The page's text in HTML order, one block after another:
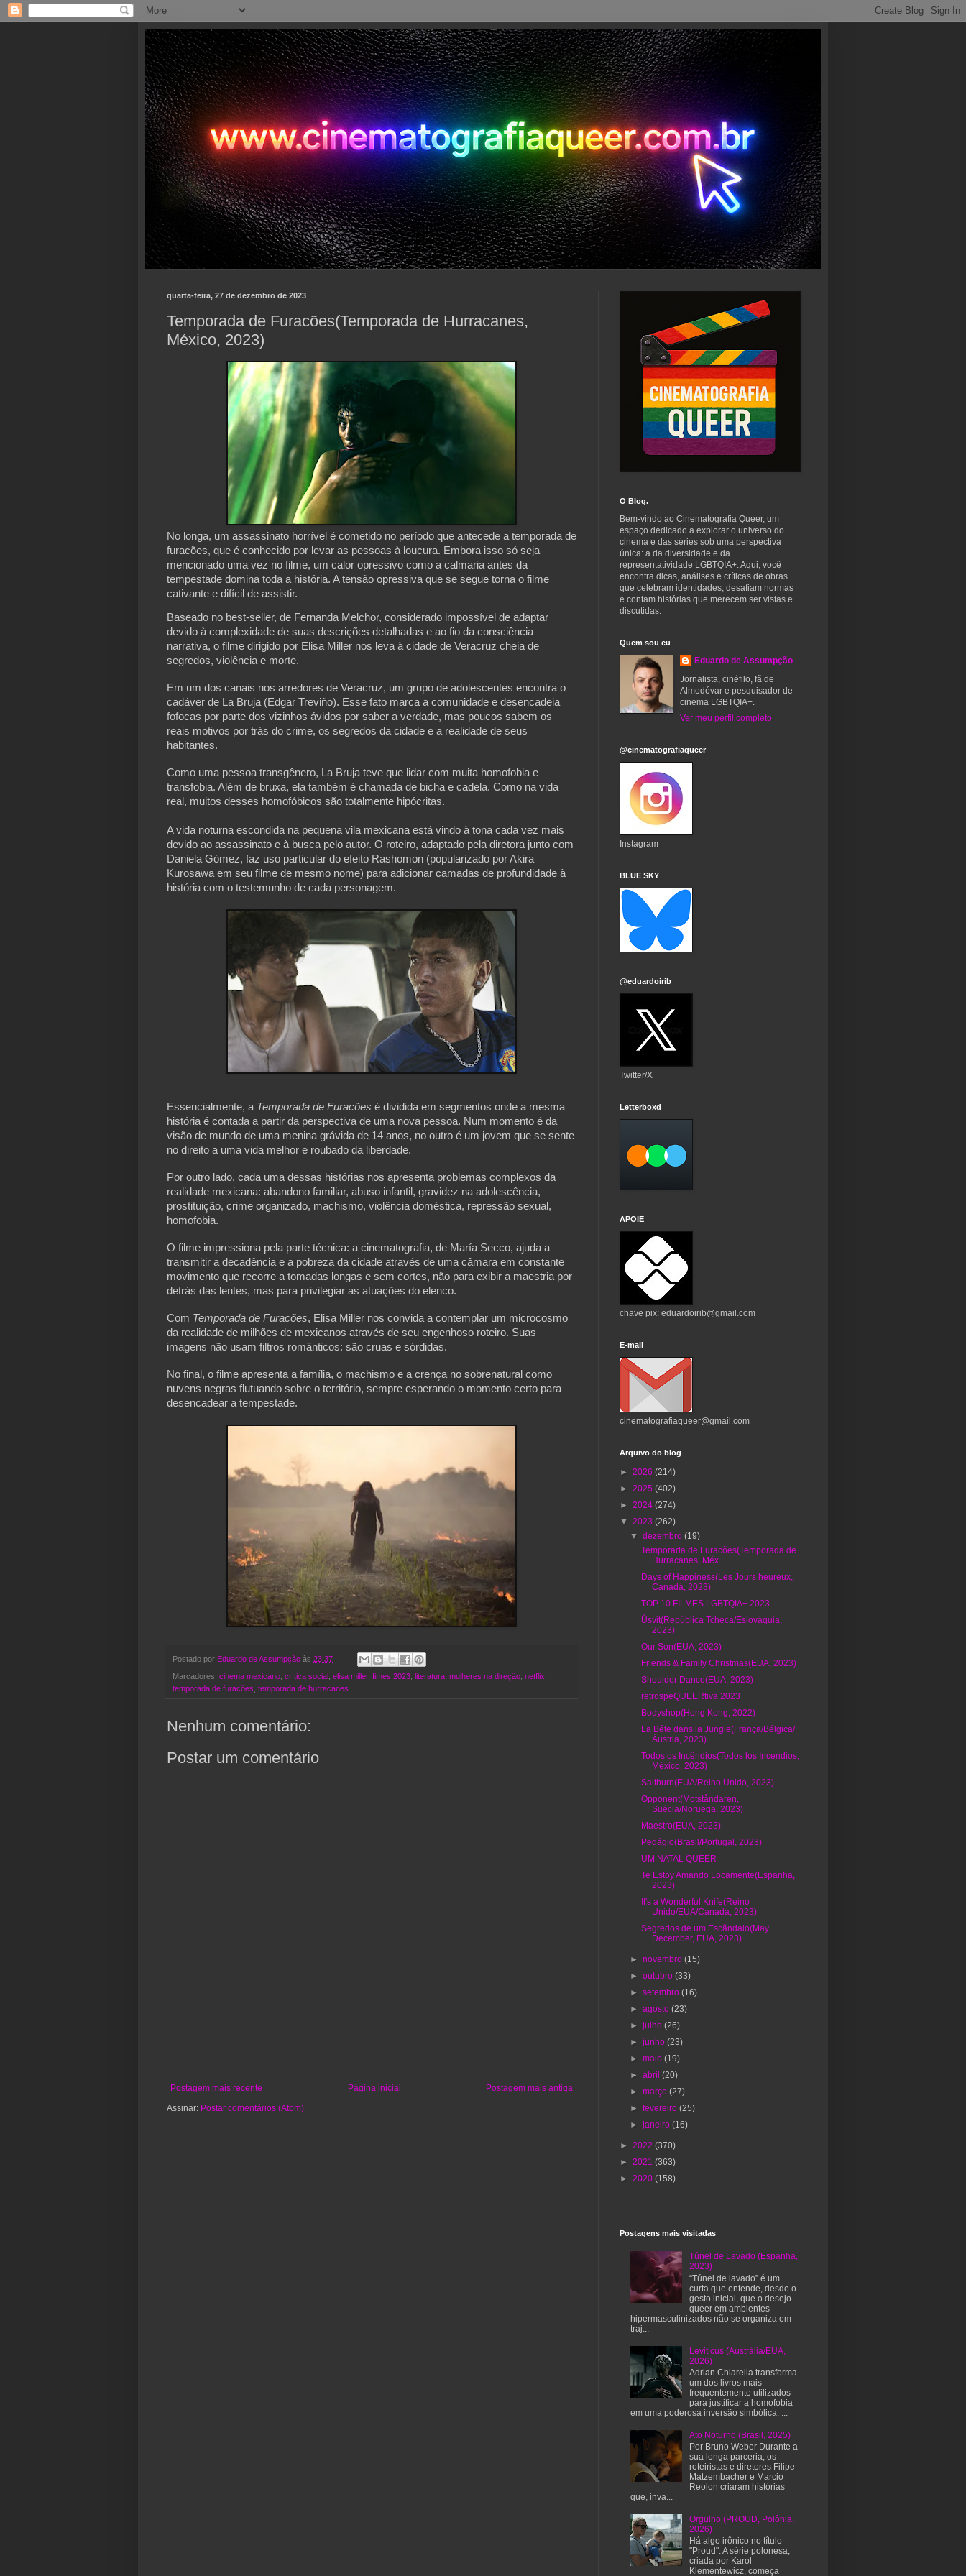
quarta-feira, 27 de dezembro de 2023
Temporada de Furacões(Temporada de Hurracanes,
México, 2023)
No longa, um assassinato horrível é cometido no período que antecede a temporada de
furacões, que é conhecido por levar as pessoas à loucura. Embora isso só seja
mencionado uma vez no filme, um calor opressivo como a calmaria antes da
tempestade domina toda a história. A tensão opressiva que se segue torna o filme
cativante e difícil de assistir.
Baseado no best-seller, de Fernanda Melchor, considerado impossível de adaptar
devido à complexidade de suas descrições detalhadas e ao fio da consciência
narrativa, o filme dirigido por Elisa Miller nos leva à cidade de Veracruz cheia de
segredos, violência e morte.
Em um dos canais nos arredores de Veracruz, um grupo de adolescentes encontra o
cadáver de La Bruja (Edgar Treviño). Esse fato marca a comunidade e desencadeia
fofocas por parte dos vizinhos ávidos por saber a verdade, mas poucos sabem os
reais motivos por trás do crime, os segredos da cidade e a realidade de seus
habitantes.
Como uma pessoa transgênero, La Bruja teve que lidar com muita homofobia e
transfobia. Além de bruxa, ela também é chamada de bicha e cadela. Como na vida
real, muitos desses homofóbicos são totalmente hipócritas.
A vida noturna escondida na pequena vila mexicana está vindo à tona cada vez mais
devido ao assassinato e à busca pelo autor. O roteiro, adaptado pela diretora junto com
Daniela Gómez, faz uso particular do efeito Rashomon (popularizado por Akira
Kurosawa em seu filme de mesmo nome) para adicionar camadas de profundidade à
história com o testemunho de cada personagem.
Essencialmente, a Temporada de Furacões é dividida em segmentos onde a mesma
história é contada a partir da perspectiva de uma nova pessoa. Num momento é da
visão de mundo de uma menina grávida de 14 anos, no outro é um jovem que se sente
no direito a uma vida melhor e roubado da liberdade.
Por outro lado, cada uma dessas histórias nos apresenta problemas complexos da
realidade mexicana: abandono familiar, abuso infantil, gravidez na adolescência,
prostituição, crime organizado, machismo, violência doméstica, repressão sexual,
homofobia.
O filme impressiona pela parte técnica: a cinematografia, de María Secco, ajuda a
transmitir a decadência e a pobreza da cidade através de uma câmara em constante
movimento que recorre a tomadas longas e sem cortes, não para exibir a maestria por
detrás das lentes, mas para privilegiar as atuações do elenco.
Com Temporada de Furacões, Elisa Miller nos convida a contemplar um microcosmo
da realidade de milhões de mexicanos através de seu engenhoso roteiro. Suas
imagens não usam filtros românticos: são cruas e sórdidas.
No final, o filme apresenta a família, o machismo e a crença no sobrenatural como
nuvens negras flutuando sobre o território, sempre esperando o momento certo para
desencadear a tempestade.
Postado por Eduardo de Assumpção às 23:37
Marcadores: cinema mexicano, crítica social , elisa miller, fimes 2023, literatura, mulheres na direção, netflix,
temporada de furacões, temporada de hurracanes
Nenhum comentário:
Postar um comentário
Postagem mais recente Postagem mais antiga
Página inicial
Assinar: Postar comentários (Atom)
O Blog.
Bem-vindo ao Cinematografia Queer, um
espaço dedicado a explorar o universo do
cinema e das séries sob uma perspectiva
única: a da diversidade e da
representatividade LGBTQIA+. Aqui, você
encontra dicas, análises e críticas de obras
que celebram identidades, desafiam normas
e contam histórias que merecem ser vistas e
discutidas.
Quem sou eu
Eduardo de Assumpção
Jornalista, cinéfilo, fã de
Almodóvar e pesquisador de
cinema LGBTQIA+.
Ver meu perfil completo
@cinematografiaqueer
Instagram
BLUE SKY
@eduardoirib
Twitter/X
Letterboxd
APOIE
chave pix: eduardoirib@gmail.com
E-mail
cinematografiaqueer@gmail.com
Arquivo do blog
► 2026 (214)
► 2025 (402)
► 2024 (274)
▼ 2023 (262)
▼dezembro(19)
Temporada de Furacões(Temporada de
Hurracanes, Méx...
Days of Happiness(Les Jours heureux,
Canadá, 2023)
TOP 10 FILMES LGBTQIA+ 2023
Úsvit(República Tcheca/Eslováquia,
2023)
Our Son(EUA, 2023)
Friends & Family Christmas(EUA, 2023)
Shoulder Dance(EUA, 2023)
retrospeQUEERtiva 2023
Bodyshop(Hong Kong, 2022)
La Bête dans la Jungle(França/Bélgica/
Áustria, 2023)
Todos os Incêndios(Todos los Incendios,
México, 2023)
Saltburn(EUA/Reino Unido, 2023)
Opponent(Motståndaren,
Suécia/Noruega, 2023)
Maestro(EUA, 2023)
Pedágio(Brasil/Portugal, 2023)
UM NATAL QUEER
Te Estoy Amando Locamente(Espanha,
2023)
It's a Wonderful Knife(Reino
Unido/EUA/Canadá, 2023)
Segredos de um Escândalo(May
December, EUA, 2023)
►novembro(15)
►outubro(33)
►setembro(16)
►agosto(23)
►julho(26)
►junho(23)
►maio(19)
►abril(20)
►março(27)
►fevereiro(25)
►janeiro(16)
► 2022 (370)
► 2021 (363)
► 2020 (158)
Postagens mais visitadas
Túnel de Lavado (Espanha,
2023)
“Túnel de lavado” é um
curta que entende, desde o
gesto inicial, que o desejo
queer em ambientes
hipermasculinizados não se organiza em
traj...
Leviticus (Austrália/EUA,
2026)
Adrian Chiarella transforma
um dos livros mais
frequentemente utilizados
para justificar a homofobia
em uma poderosa inversão simbólica. ...
Ato Noturno (Brasil, 2025)
Por Bruno Weber Durante a
sua longa parceria, os
roteiristas e diretores Filipe
Matzembacher e Marcio
Reolon criaram histórias
que, inva...
Orgulho (PROUD, Polônia,
2026)
Há algo irônico no título
"Proud". A série polonesa,
criada por Karol
Klementewicz, começa